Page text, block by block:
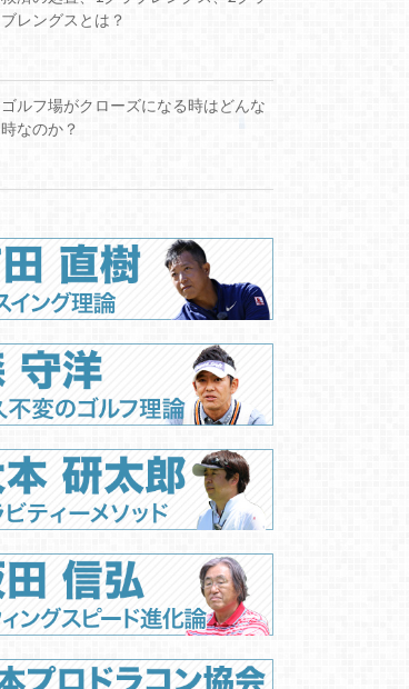
ブレングスとは？
ゴルフ場がクローズになる時はどんな
時なのか？